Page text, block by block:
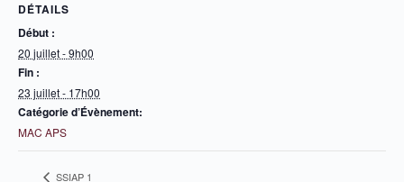
DÉTAILS
Début :
20 juillet - 9h00
Fin :
23 juillet - 17h00
Catégorie d’Évènement:
MAC APS
SSIAP 1